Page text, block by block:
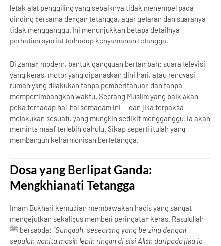
letak alat penggiling yang sebaiknya tidak menempel pada
dinding bersama dengan tetangga, agar getaran dan suaranya
tidak mengganggu. Ini menunjukkan betapa detailnya
perhatian syariat terhadap kenyamanan tetangga.
Di zaman modern, bentuk gangguan bertambah: suara televisi
yang keras, motor yang dipanaskan dini hari, atau renovasi
rumah yang dilakukan tanpa pemberitahuan dan tanpa
mempertimbangkan waktu. Seorang Muslim yang baik akan
peka terhadap hal-hal semacam ini — dan jika terpaksa
melakukan sesuatu yang mungkin sedikit mengganggu, ia akan
meminta maaf terlebih dahulu. Sikap seperti itulah yang
membangun keharmonisan bertetangga.
Dosa yang Berlipat Ganda:
Mengkhianati Tetangga
Imam Bukhari kemudian membawakan hadis yang sangat
mengejutkan sekaligus memberi peringatan keras. Rasulullah
ﷺ bersabda: "Sungguh, seseorang yang berzina dengan
sepuluh wanita masih lebih ringan di sisi Allah daripada jika ia